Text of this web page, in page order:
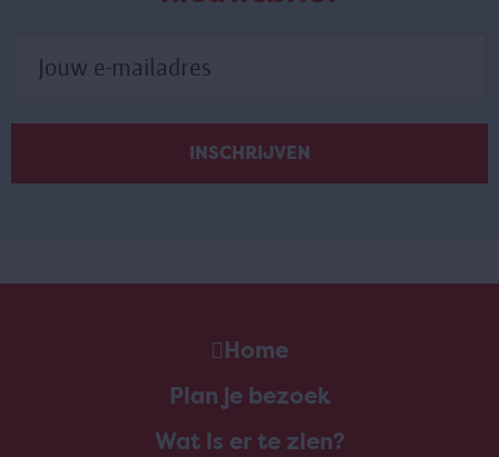
Home
Plan je bezoek
Wat is er te zien?